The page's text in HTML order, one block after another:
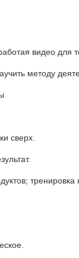
видео для
методу
сверх.